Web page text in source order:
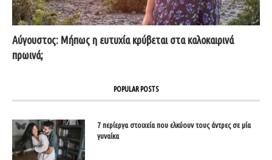
Αύγουστος: Μήπως η ευτυχία κρύβεται στα καλοκαιρινά
πρωινά;
POPULAR POSTS
7 περίεργα στοιχεία που ελκύουν τους άντρες σε μία
γυναίκα